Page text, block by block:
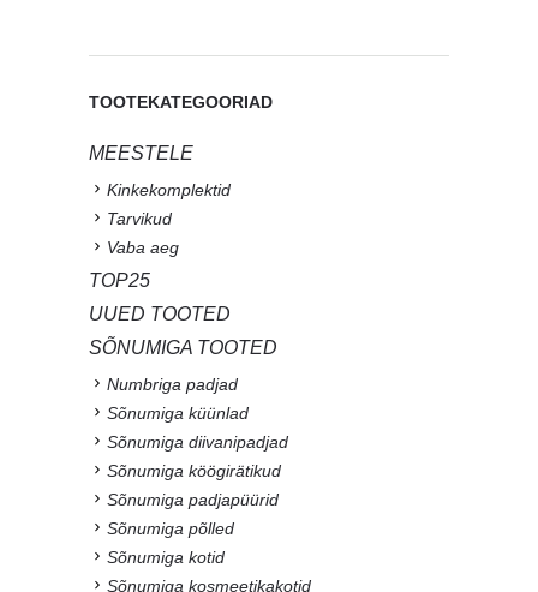
TOOTEKATEGOORIAD
MEESTELE
Kinkekomplektid
Tarvikud
Vaba aeg
TOP25
UUED TOOTED
SÕNUMIGA TOOTED
Numbriga padjad
Sõnumiga küünlad
Sõnumiga diivanipadjad
Sõnumiga köögirätikud
Sõnumiga padjapüürid
Sõnumiga põlled
Sõnumiga kotid
Sõnumiga kosmeetikakotid